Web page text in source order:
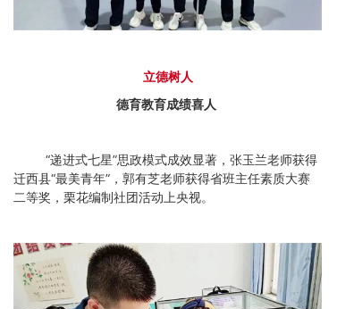
立德树人
德育教育成绩喜人
“递进式七星”思政模式成效显著，张玉兰老师获得
迁西县“最美青年”，郭有芝老师获得省班主任素质大赛
二等奖，栗花编制社团活动上央视。